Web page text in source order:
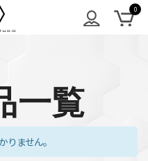
一覧
ません。